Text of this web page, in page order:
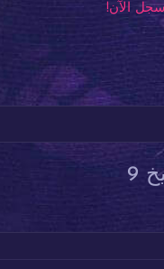
الآن!
9